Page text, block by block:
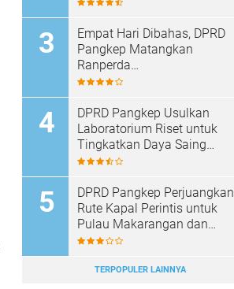
Empat Hari Dibahas, DPRD
Pangkep Matangkan
Ranperda
Pertanggungjawaban APBD
DPRD Pangkep Usulkan
Laboratorium Riset untuk
Tingkatkan Daya Saing
Produk Unggulan
DPRD Pangkep Perjuangkan
Rute Kapal Perintis untuk
Pulau Makarangan dan
Langkoteang
TERPOPULER LAINNYA